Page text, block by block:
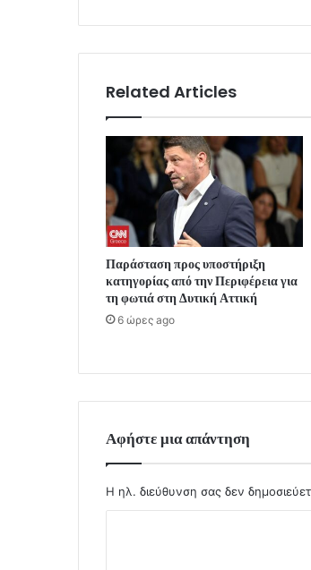
Related Articles
Παράσταση προς υποστήριξη
κατηγορίας από την Περιφέρεια για
τη φωτιά στη Δυτική Αττική
6 ώρες ago
Αφήστε μια απάντηση
Η ηλ. διεύθυνση σας δεν